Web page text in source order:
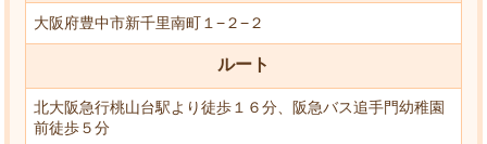
大阪府豊中市新千里南町１−２−２
ルート
北大阪急行桃山台駅より徒歩１６分、阪急バス追手門幼稚園
前徒歩５分